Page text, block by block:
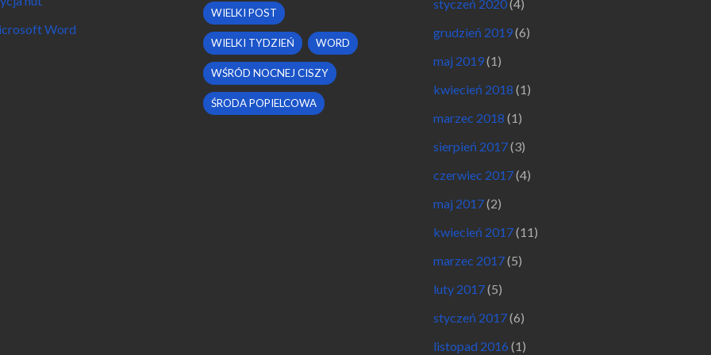
Word
WIELKI POST
WIELKI TYDZIEŃ WORD
WŚRÓD NOCNEJ CISZY
ŚRODA POPIELCOWA
styczeń 2020(4)
grudzień 2019(6)
maj 2019(1)
kwiecień 2018 (1)
marzec 2018 (1)
sierpień 2017(3)
czerwiec 2017(4)
maj 2017(2)
kwiecień 2017(11)
marzec 2017(5)
luty 2017(5)
styczeń 2017(6)
listopad 2016 (1)